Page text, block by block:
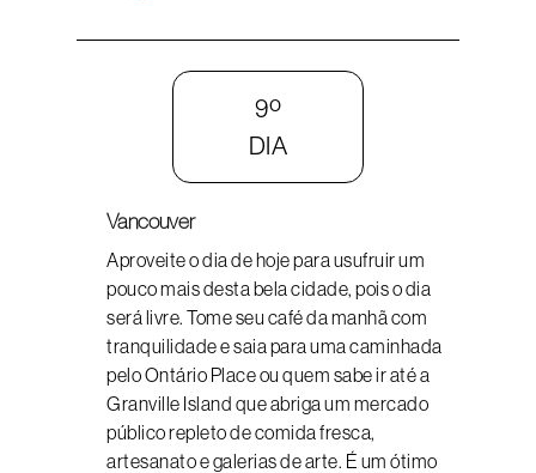
9º
DIA
Vancouver
Aproveite o dia de hoje para usufruir um
pouco mais desta bela cidade, pois o dia
será livre. Tome seu café da manhã com
tranquilidade e saia para uma caminhada
pelo Ontário Place ou quem sabe ir até a
Granville Island que abriga um mercado
público repleto de comida fresca,
artesanato e galerias de arte. É um ótimo